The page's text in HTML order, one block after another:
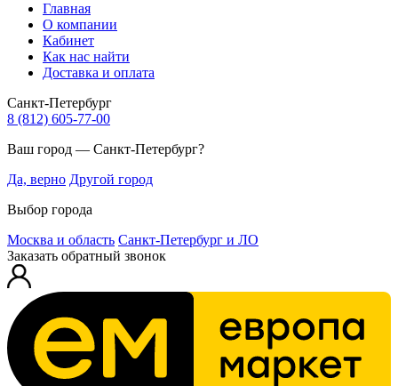
Главная
О компании
Кабинет
Как нас найти
Доставка и оплата
Санкт-Петербург
8 (812) 605-77-00
Ваш город — Санкт-Петербург?
Да, верно Другой город
Выбор города
Москва и область Санкт-Петербург и ЛО
Заказать обратный звонок